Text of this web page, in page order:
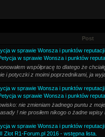
Post
w sprawie Wonsza i punktów
w sprawie Wonsza i punktów
współpracę to dlatego że
i potyczki z moimi poprzednikami, ja
w sprawie Wonsza i punktów
w sprawie Wonsza i punktów
nie zmieniam żadnego puntu z
! nie prosiłem nikogo o żadne
w sprawie Wonsza i punktów
Zlot R1-Forum.pl 2016 - wstępna lista.